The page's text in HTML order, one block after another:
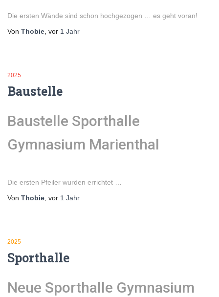
Die ersten Wände sind schon hochgezogen … es geht voran!
Von Thobie , vor 1 Jahr
2025
Baustelle
Baustelle Sporthalle
Gymnasium Marienthal
Die ersten Pfeiler wurden errichtet …
Von Thobie , vor 1 Jahr
2025
Sporthalle
Neue Sporthalle Gymnasium